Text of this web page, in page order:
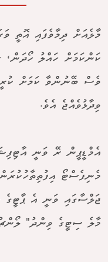
މާލެއަށް ދިމާވެފައި އޮތީ
ކަންކަމަށް ހައްލު
ވެސް ބޭނުންވާ ކަމަށް
ވިދާޅުވެއްޖެ އެވެ.
އެމްޑީޕީން ރޭ ވަނީ
މެނިފެސްޓޯ
ޖަލްސާގައި ވަނީ އެ ޕާޓީގެ
މާލެ ސިޓީގެ ވިންދު"